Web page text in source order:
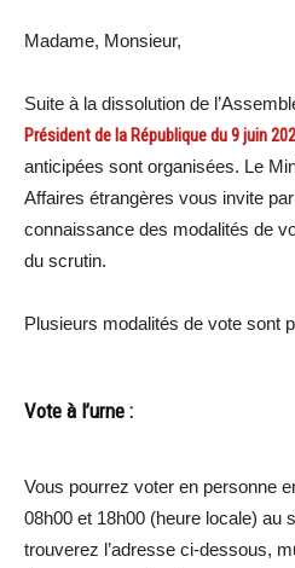
Madame, Monsieur,
Suite à la dissolution de
Président de la République du 9 juin
anticipées sont organisées. Le
Affaires étrangères vous invite
connaissance des modalités de
du scrutin.
Plusieurs modalités de vote sont
Vote à l’urne :
Vous pourrez voter en personne
08h00 et 18h00 (heure locale) au
trouverez l’adresse ci-dessous,